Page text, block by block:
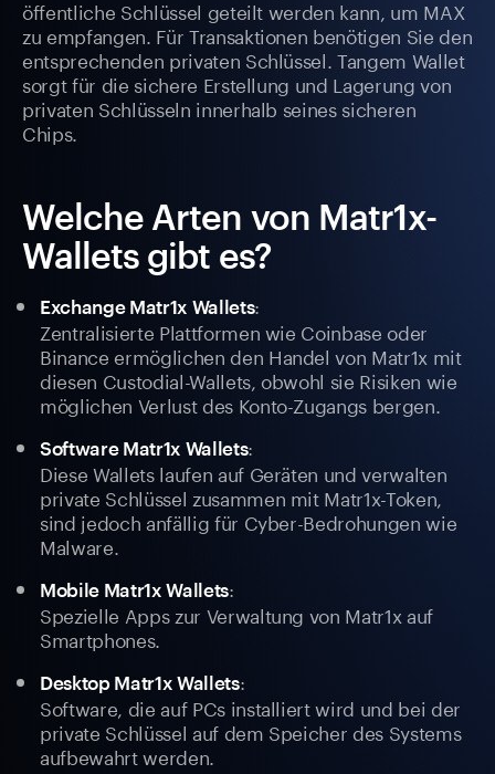
öffentliche Schlüssel geteilt werden kann, um MAX
zu empfangen. Für Transaktionen benötigen Sie den
entsprechenden privaten Schlüssel. Tangem Wallet
sorgt für die sichere Erstellung und Lagerung von
privaten Schlüsseln innerhalb seines sicheren
Chips.
Welche Arten von Matr1x-
Wallets gibt es?
Exchange Matr1x Wallets:
Zentralisierte Plattformen wie Coinbase oder
Binance ermöglichen den Handel von Matr1x mit
diesen Custodial-Wallets, obwohl sie Risiken wie
möglichen Verlust des Konto-Zugangs bergen.
Software Matr1x Wallets:
Diese Wallets laufen auf Geräten und verwalten
private Schlüssel zusammen mit Matr1x-Token,
sind jedoch anfällig für Cyber-Bedrohungen wie
Malware.
Mobile Matr1x Wallets:
Spezielle Apps zur Verwaltung von Matr1x auf
Smartphones.
Desktop Matr1x Wallets:
Software, die auf PCs installiert wird und bei der
private Schlüssel auf dem Speicher des Systems
aufbewahrt werden.